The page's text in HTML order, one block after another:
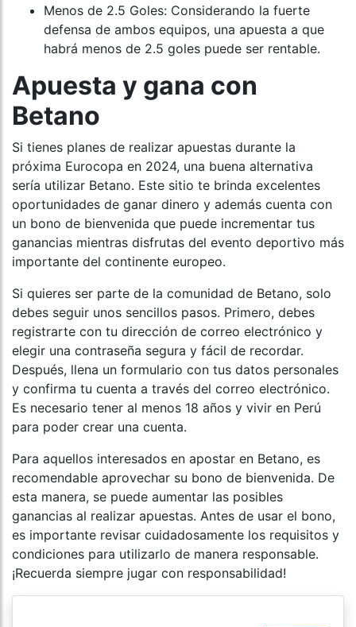
Menos de 2.5 Goles: Considerando la fuerte
defensa de ambos equipos, una apuesta a que
habrá menos de 2.5 goles puede ser rentable.
Apuesta y gana con
Betano
Si tienes planes de realizar apuestas durante la
próxima Eurocopa en 2024, una buena alternativa
sería utilizar Betano. Este sitio te brinda excelentes
oportunidades de ganar dinero y además cuenta con
un bono de bienvenida que puede incrementar tus
ganancias mientras disfrutas del evento deportivo más
importante del continente europeo.
Si quieres ser parte de la comunidad de Betano, solo
debes seguir unos sencillos pasos. Primero, debes
registrarte con tu dirección de correo electrónico y
elegir una contraseña segura y fácil de recordar.
Después, llena un formulario con tus datos personales
y confirma tu cuenta a través del correo electrónico.
Es necesario tener al menos 18 años y vivir en Perú
para poder crear una cuenta.
Para aquellos interesados en apostar en Betano, es
recomendable aprovechar su bono de bienvenida. De
esta manera, se puede aumentar las posibles
ganancias al realizar apuestas. Antes de usar el bono,
es importante revisar cuidadosamente los requisitos y
condiciones para utilizarlo de manera responsable.
¡Recuerda siempre jugar con responsabilidad!